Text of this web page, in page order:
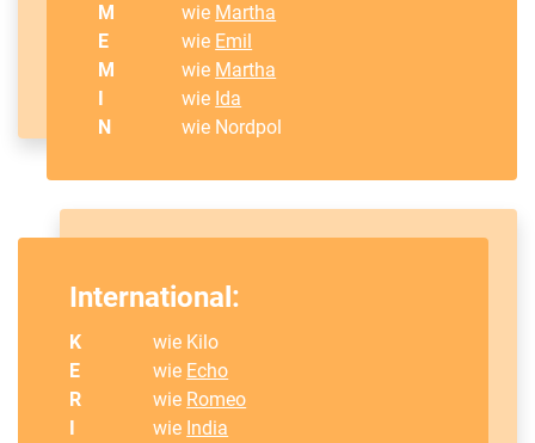
M
wie Martha
E
wie Emil
M
wie Martha
wie Ida
N
wie Nordpol
International:
K
wie Kilo
E
wie Echo
R
wie Romeo
wie India